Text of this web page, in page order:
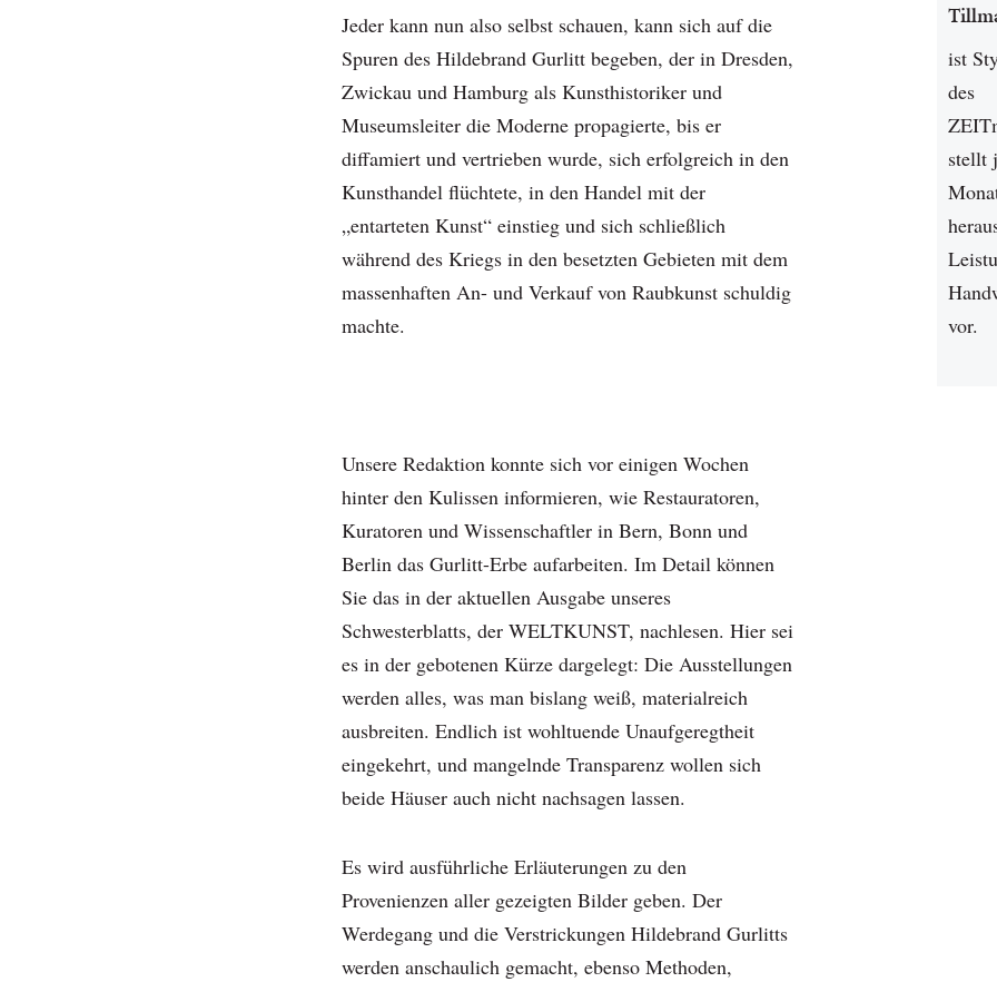
Jeder kann nun also selbst schauen, kann sich auf die
Spuren des Hildebrand Gurlitt begeben, der in Dresden,
Zwickau und Hamburg als Kunsthistoriker und
Museumsleiter die Moderne propagierte, bis er
diffamiert und vertrieben wurde, sich erfolgreich in den
Kunsthandel flüchtete, in den Handel mit der
„entarteten Kunst“ einstieg und sich schließlich
während des Kriegs in den besetzten Gebieten mit dem
massenhaften An- und Verkauf von Raubkunst schuldig
machte.
Unsere Redaktion konnte sich vor einigen Wochen
hinter den Kulissen informieren, wie Restauratoren,
Kuratoren und Wissenschaftler in Bern, Bonn und
Berlin das Gurlitt-Erbe aufarbeiten. Im Detail können
Sie das in der aktuellen Ausgabe unseres
Schwesterblatts, der WELTKUNST, nachlesen. Hier sei
es in der gebotenen Kürze dargelegt: Die Ausstellungen
werden alles, was man bislang weiß, materialreich
ausbreiten. Endlich ist wohltuende Unaufgeregtheit
eingekehrt, und mangelnde Transparenz wollen sich
beide Häuser auch nicht nachsagen lassen.
Es wird ausführliche Erläuterungen zu den
Provenienzen aller gezeigten Bilder geben. Der
Werdegang und die Verstrickungen Hildebrand Gurlitts
werden anschaulich gemacht, ebenso Methoden,
ist
des
stellt
vor.